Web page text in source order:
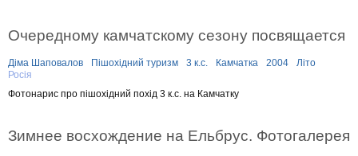
Очередному камчатскому сезону посвящается
Діма Шаповалов Пішохідний туризм 3 к.с. Камчатка 2004
Літо
Росія
Фотонарис про пішохідний похід 3 к.с. на Камчатку
Зимнее восхождение на Ельбрус. Фотогалерея